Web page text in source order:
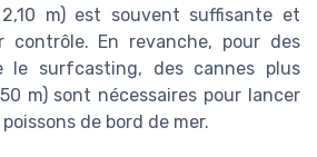
m) est souvent suffisante et
contrôle. En revanche, pour des
le surfcasting, des cannes plus
m) sont nécessaires pour lancer
de bord de mer.